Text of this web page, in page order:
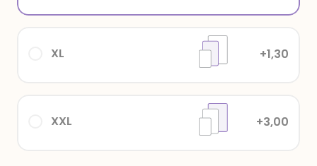
XXL +3,00
XL +1,30